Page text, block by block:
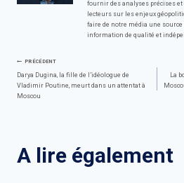
fournir des analyses précises
lecteurs sur les enjeux
faire de notre média une
information de qualité et
Navigation
de
PRÉCÉDENT
Darya Dugina, la fille de l’idéologue de
Vladimir Poutine, meurt dans un attentat à
Moscou
La
A lire également